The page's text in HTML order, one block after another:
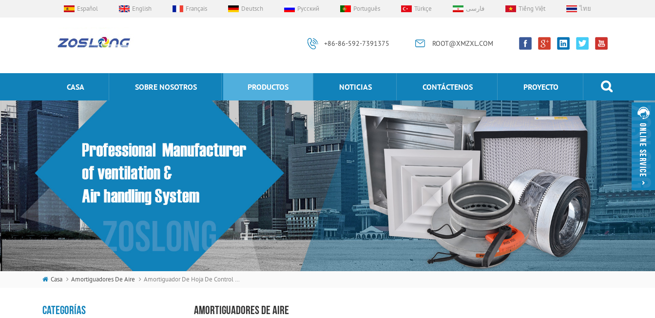
Español English Français Deutsch Русский Português Türkçe فارسی Tiếng Việt ไทย
+86-86-592-7391375 ROOT@XMZXL.COM
CASA SOBRE NOSOTROS PRODUCTOS NOTICIAS CONTÁCTENOS PROYECTO
Casa Amortiguadores De Aire Amortiguador De Hoja De Control De Volumen Opuesto De Aire De Aluminio
CATEGORÍAS AMORTIGUADORES DE AIRE